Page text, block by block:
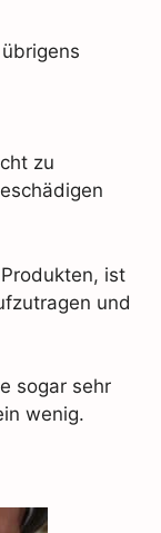
zu
ist
und
sogar sehr
wenig.